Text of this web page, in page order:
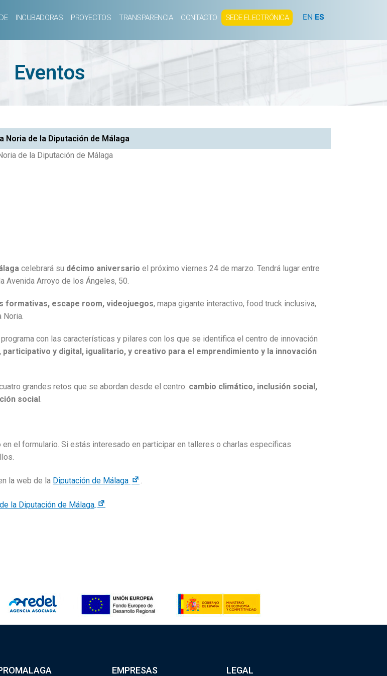
INCUBADORAS PROYECTOS TRANSPARENCIA CONTACTO SEDE ELECTRÓNICA EN ES
Eventos
Noria de la Diputación de Málaga
de la Diputación de Málaga
celebrará su décimo aniversario el próximo viernes 24 de marzo. Tendrá lugar entre
Avenida Arroyo de los Ángeles, 50.
formativas, escape room, videojuegos, mapa gigante interactivo, food truck inclusiva,
Noria.
con las características y pilares con los que se identifica el centro de innovación
y digital, igualitario, y creativo para el emprendimiento y la innovación
grandes retos que se abordan desde el centro: cambio climático, inclusión social,
social.
el formulario. Si estás interesado en participar en talleres o charlas específicas
la web de la Diputación de Málaga .
EMPRESAS LEGAL